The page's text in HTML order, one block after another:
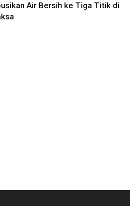
Air Bersih ke Tiga Titik di